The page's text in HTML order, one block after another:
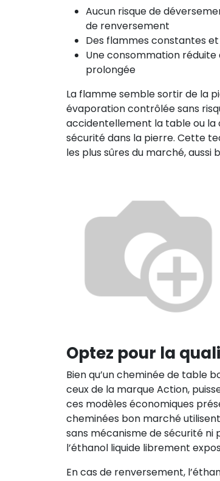
Aucun risque de
de renversement
Des flammes constantes
Une consommation
prolongée
La flamme semble sortir de la
évaporation contrôlée sans
accidentellement la table ou la
sécurité dans la pierre. Cette
les plus sûres du marché, aussi
Optez pour la
Bien qu’un cheminée de table
ceux de la marque Action,
ces modèles économiques
cheminées bon marché
sans mécanisme de sécurité ni
l’éthanol liquide librement
En cas de renversement,